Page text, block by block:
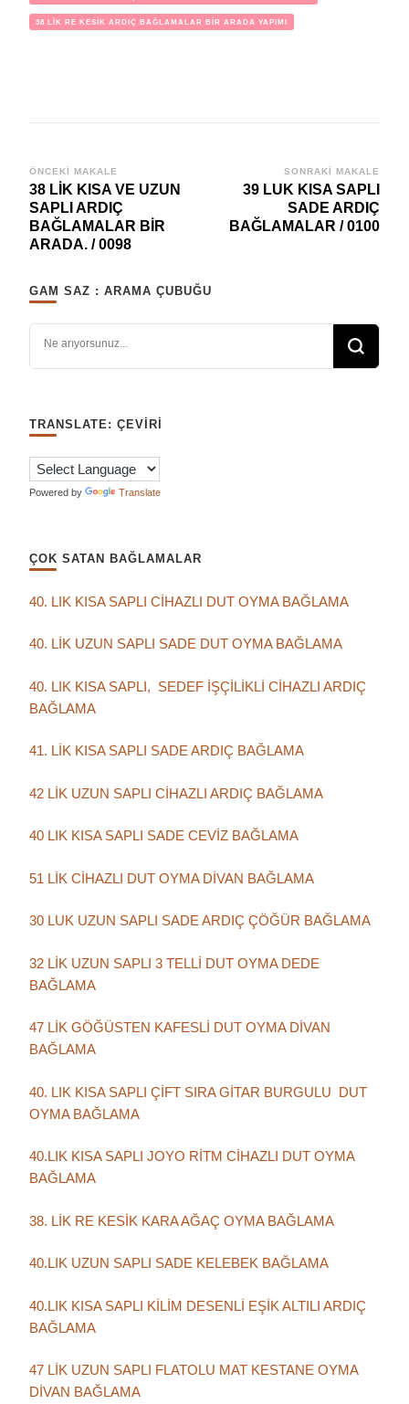
38 LİK RE KESİK ARDIÇ BAĞLAMALAR BİR ARADA YAPIMI
Yazı
dolaşımı
ÖNCEKI MAKALE
38 LİK KISA VE UZUN
SAPLI ARDIÇ
BAĞLAMALAR BİR
ARADA. / 0098
SONRAKI MAKALE
39 LUK KISA SAPLI
SADE ARDIÇ
BAĞLAMALAR / 0100
GAM SAZ : ARAMA ÇUBUĞU
TRANSLATE: ÇEVIRI
Powered by Translate
ÇOK SATAN BAĞLAMALAR
40. LIK KISA SAPLI CİHAZLI DUT OYMA BAĞLAMA
40. LİK UZUN SAPLI SADE DUT OYMA BAĞLAMA
40. LIK KISA SAPLI, SEDEF İŞÇİLİKLİ CİHAZLI ARDIÇ
BAĞLAMA
41. LİK KISA SAPLI SADE ARDIÇ BAĞLAMA
42 LİK UZUN SAPLI CİHAZLI ARDIÇ BAĞLAMA
40 LIK KISA SAPLI SADE CEVİZ BAĞLAMA
51 LİK CİHAZLI DUT OYMA DİVAN BAĞLAMA
30 LUK UZUN SAPLI SADE ARDIÇ ÇÖĞÜR BAĞLAMA
32 LİK UZUN SAPLI 3 TELLİ DUT OYMA DEDE
BAĞLAMA
47 LİK GÖĞÜSTEN KAFESLİ DUT OYMA DİVAN
BAĞLAMA
40. LIK KISA SAPLI ÇİFT SIRA GİTAR BURGULU DUT
OYMA BAĞLAMA
40.LIK KISA SAPLI JOYO RİTM CİHAZLI DUT OYMA
BAĞLAMA
38. LİK RE KESİK KARA AĞAÇ OYMA BAĞLAMA
40.LIK UZUN SAPLI SADE KELEBEK BAĞLAMA
40.LIK KISA SAPLI KİLİM DESENLİ EŞİK ALTILI ARDIÇ
BAĞLAMA
47 LİK UZUN SAPLI FLATOLU MAT KESTANE OYMA
DİVAN BAĞLAMA